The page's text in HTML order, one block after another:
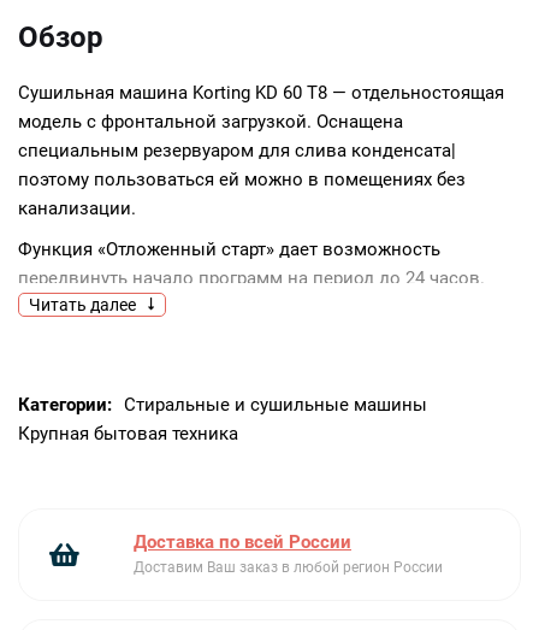
Обзор
Сушильная машина Korting KD 60 T8 — отдельностоящая
модель с фронтальной загрузкой. Оснащена
специальным резервуаром для слива конденсата|
поэтому пользоваться ей можно в помещениях без
канализации.
Функция «Отложенный старт» дает возможность
передвинуть начало программ на период до 24 часов.
Блокировка панели управления не дает нажать ни на
или включения детьми.
Режим «Защиты от сминания» периодически разрыхляет
«Моя программа» позволяет сохранить необходимые
параметры — температуру|число оборотов при отжиме и
Читать далее
Категории: Стиральные и сушильные машины
Крупная бытовая техника
Доставка по всей России
Доставим Ваш заказ в любой регион России